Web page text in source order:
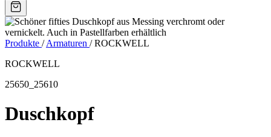
Produkte / Armaturen / ROCKWELL
ROCKWELL
25650_25610
Duschkopf